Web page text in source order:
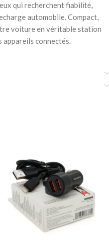
qui recherchent fiabilité,
automobile. Compact,
voiture en véritable station
connectés.